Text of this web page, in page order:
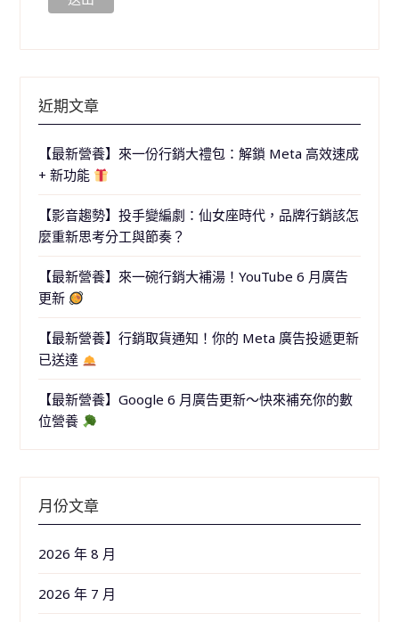
近期文章
【最新營養】來一份行銷大禮包：解鎖 Meta 高效速成
+ 新功能
【影音趨勢】投手變編劇：仙女座時代，品牌行銷該怎
麼重新思考分工與節奏？
【最新營養】來一碗行銷大補湯！YouTube 6 月廣告
更新
【最新營養】行銷取貨通知！你的 Meta 廣告投遞更新
已送達
【最新營養】Google 6 月廣告更新～快來補充你的數
位營養
月份文章
2026 年 8 月
2026 年 7 月